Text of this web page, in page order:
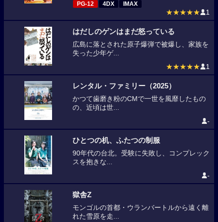
PG-12 4DX IMAX
★★★★★ 1
はだしのゲンはまだ怒っている
広島に落とされた原子爆弾で被爆し、家族を
失った少年ゲ...
★★★★★ 1
レンタル・ファミリー（2025）
かつて歯磨き粉のCMで一世を風靡したもの
の、近頃は世...
-
ひとつの机、ふたつの制服
90年代の台北。受験に失敗し、コンプレック
スを抱きな...
-
獄舎Z
モンゴルの首都・ウランバートルから遠く離
れた雪原を走...